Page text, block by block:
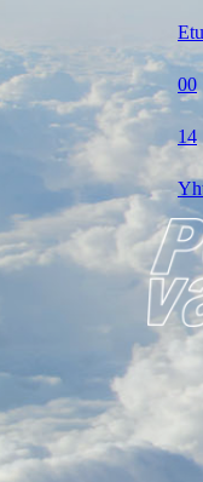
00
14